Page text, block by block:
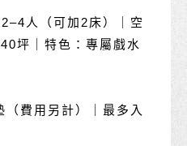
人（可加2床）｜空
坪｜特色：專屬戲水
費用另計）｜最多入